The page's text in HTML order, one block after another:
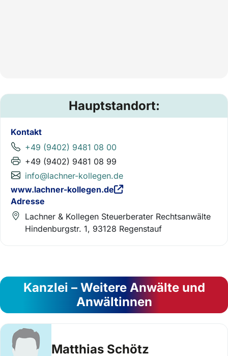
Hauptstandort:
Kontakt
+49 (9402) 9481 08 00
+49 (9402) 9481 08 99
info@lachner-kollegen.de
www.lachner-kollegen.de
Adresse
Lachner & Kollegen Steuerberater Rechtsanwälte
Hindenburgstr. 1, 93128 Regenstauf
Kanzlei – Weitere Anwälte und
Anwältinnen
Matthias Schötz